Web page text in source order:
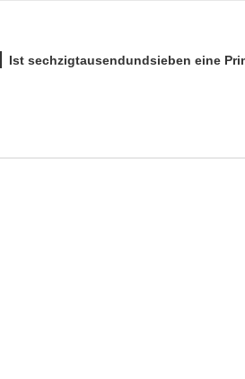
Ist sechzigtausendundsieben eine